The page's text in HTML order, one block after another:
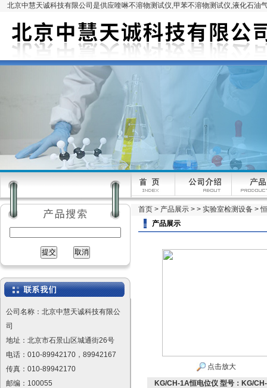
北京中慧天诚科技有限公司是供应喹啉不溶物测试仪,甲苯不溶物测试仪,液化石油
公司名称：北京中慧天诚科技有限公
司
地址：北京市石景山区城通街26号
电话：010-89942170，89942167
传真：010-89942170
邮编：100055
首页 > 产品展示 > > 实验室检测设备 >
产品展示
点击放大
KG/CH-1A恒电位仪 型号：KG/